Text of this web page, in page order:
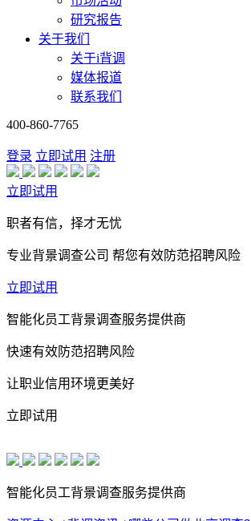
研究报告
关于我们
关于i背调
媒体报道
联系我们
400-860-7765
登录 立即试用 注册
立即试用
职者有信，择才无忧
专业背景调查公司 帮您有效防范招聘风险
立即试用
智能化员工背景调查服务提供商
快速有效防范招聘风险
让职业信用环境更美好
立即试用
智能化员工背景调查服务提供商